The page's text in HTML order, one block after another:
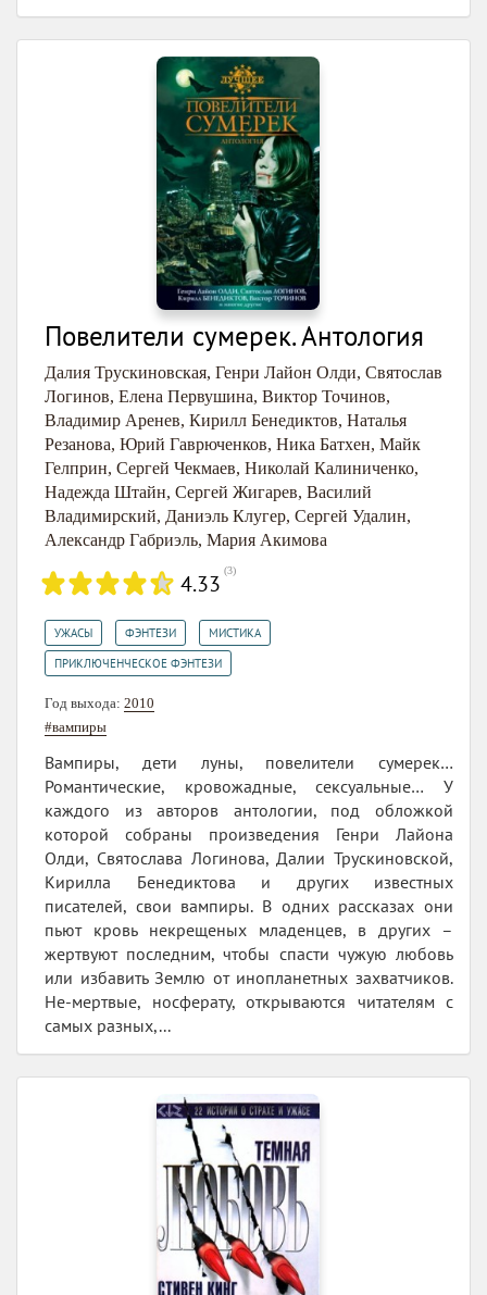
Повелители сумерек. Антология
Далия Трускиновская, Генри Лайон Олди, Святослав
Логинов, Елена Первушина, Виктор Точинов,
Владимир Аренев, Кирилл Бенедиктов, Наталья
Резанова, Юрий Гаврюченков, Ника Батхен, Майк
Гелприн, Сергей Чекмаев, Николай Калиниченко,
Надежда Штайн, Сергей Жигарев, Василий
Владимирский, Даниэль Клугер, Сергей Удалин,
Александр Габриэль, Мария Акимова
4.33 (3)
УЖАСЫ ФЭНТЕЗИ МИСТИКА
ПРИКЛЮЧЕНЧЕСКОЕ ФЭНТЕЗИ
Год выхода: 2010
#вампиры
Вампиры, дети луны, повелители сумерек…
Романтические, кровожадные, сексуальные… У
каждого из авторов антологии, под обложкой
которой собраны произведения Генри Лайона
Олди, Святослава Логинова, Далии Трускиновской,
Кирилла Бенедиктова и других известных
писателей, свои вампиры. В одних рассказах они
пьют кровь некрещеных младенцев, в других –
жертвуют последним, чтобы спасти чужую любовь
или избавить Землю от инопланетных захватчиков.
Не-мертвые, носферату, открываются читателям с
самых разных,...